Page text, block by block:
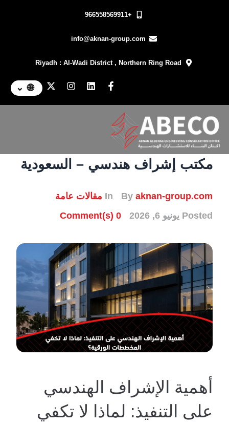
+966558569911
info@aknan-group.com
Riyadh : Al-Wadi District , Northern Ring Road
🌐
⌄
مكتب إشراف هندسي – السعودية
By aknan-group.com
In مقالات عامة
Posted يونيو 6, 2026 0 Comment(s)
أهمية الإشراف الهندسي
على التنفيذ: لماذا لا تكفي